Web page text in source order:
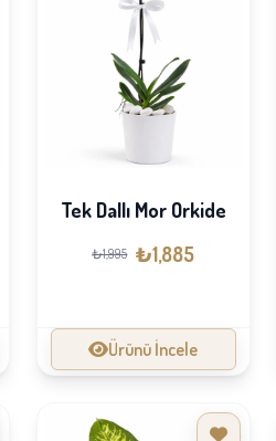
Tek Dallı Mor Orkide
₺1,995 ₺1,885
Ürünü İncele